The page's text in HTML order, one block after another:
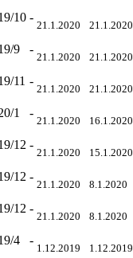
10 -
21.1.2020 21.1.2020
9 -
21.1.2020 21.1.2020
11 -
21.1.2020 21.1.2020
1 -
21.1.2020 16.1.2020
12 -
21.1.2020 15.1.2020
12 -
21.1.2020 8.1.2020
12 -
21.1.2020 8.1.2020
4 -
1.12.2019 1.12.2019